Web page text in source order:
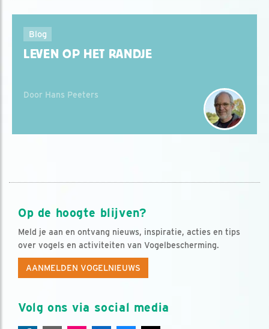
Blog
LEVEN OP HET RANDJE
Door Hans Peeters
Op de hoogte blijven?
Meld je aan en ontvang nieuws, inspiratie, acties en tips
over vogels en activiteiten van Vogelbescherming.
AANMELDEN VOGELNIEUWS
Volg ons via social media